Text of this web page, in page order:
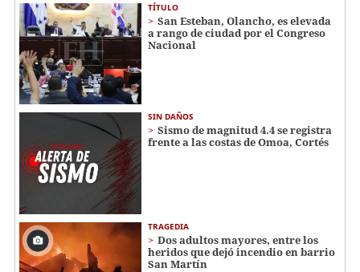
TÍTULO
San Esteban, Olancho, es elevada
a rango de ciudad por el Congreso
Nacional
SIN DAÑOS
Sismo de magnitud 4.4 se registra
frente a las costas de Omoa, Cortés
TRAGEDIA
Dos adultos mayores, entre los
heridos que dejó incendio en barrio
San Martín